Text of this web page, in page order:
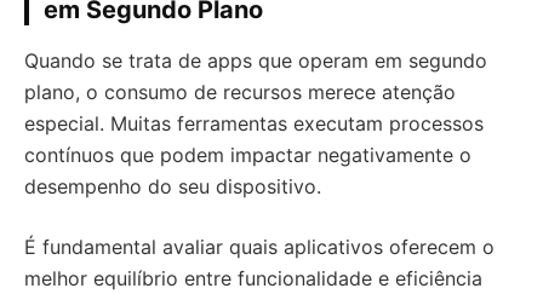
em Segundo Plano
Quando se trata de apps que operam em segundo
plano, o consumo de recursos merece atenção
especial. Muitas ferramentas executam processos
contínuos que podem impactar negativamente o
desempenho do seu dispositivo.
É fundamental avaliar quais aplicativos oferecem o
melhor equilíbrio entre funcionalidade e eficiência